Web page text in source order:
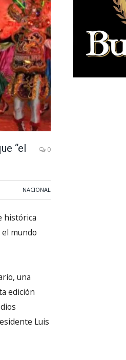
“el
0
NACIONAL
histórica
mundo
una
edición
Luis